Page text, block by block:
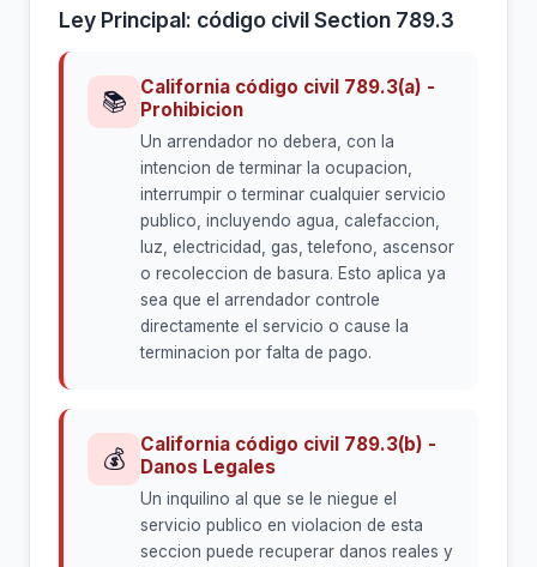
Ley Principal: código civil Section 789.3
📚
California código civil 789.3(a) -
Prohibicion
Un arrendador no debera, con la
intencion de terminar la ocupacion,
interrumpir o terminar cualquier servicio
publico, incluyendo agua, calefaccion,
luz, electricidad, gas, telefono, ascensor
o recoleccion de basura. Esto aplica ya
sea que el arrendador controle
directamente el servicio o cause la
terminacion por falta de pago.
💰
California código civil 789.3(b) -
Danos Legales
Un inquilino al que se le niegue el
servicio publico en violacion de esta
seccion puede recuperar danos reales y